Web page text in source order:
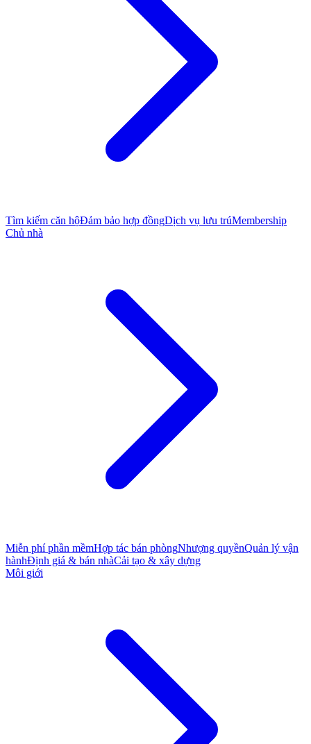
Tìm kiếm căn hộĐảm bảo hợp đồngDịch vụ lưu trúMembership
Chủ nhà
Miễn phí phần mềmHợp tác bán phòngNhượng quyềnQuản lý vận
hànhĐịnh giá & bán nhàCải tạo & xây dựng
Môi giới